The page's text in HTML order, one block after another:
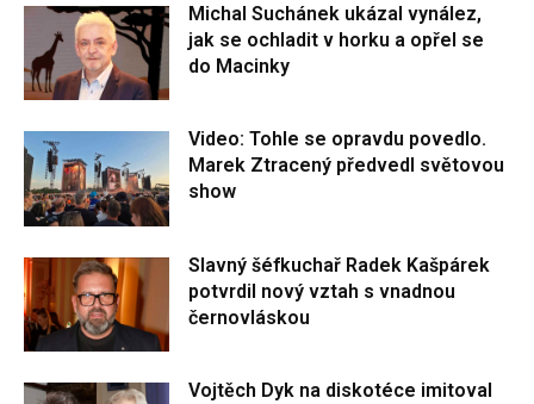
Michal Suchánek ukázal vynález,
jak se ochladit v horku a opřel se
do Macinky
Video: Tohle se opravdu povedlo.
Marek Ztracený předvedl světovou
show
Slavný šéfkuchař Radek Kašpárek
potvrdil nový vztah s vnadnou
černovláskou
Vojtěch Dyk na diskotéce imitoval